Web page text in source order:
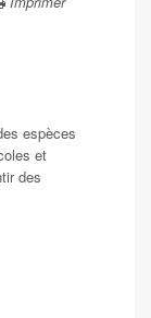
espèces
et
des